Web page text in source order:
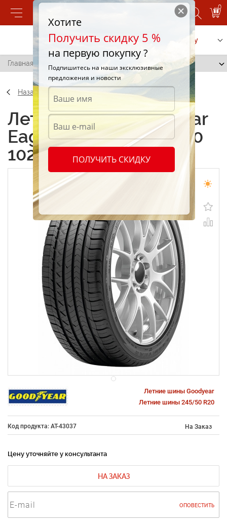
0
Позвонить Заказать услугу
Главная / Goodyear Eagle RS-A 245/50 R20 102V
Назад
Летние шины Goodyear
Eagle RS-A 245/50 R20
102V
Летние шины Goodyear
Летние шины 245/50 R20
Код продукта: AT-43037 На Заказ
Цену уточняйте у консультанта
НА ЗАКАЗ
ОПОВЕСТИТЬ
Хотите
Получить скидку 5 %
на первую покупку ?
Подпишитесь на наши эксклюзивные
предложения и новости
ПОЛУЧИТЬ СКИДКУ